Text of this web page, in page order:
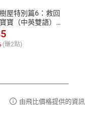
屋特別篇6：救回
寶（中英雙語）
書】
(賺2點)
由飛比價格提供的資訊